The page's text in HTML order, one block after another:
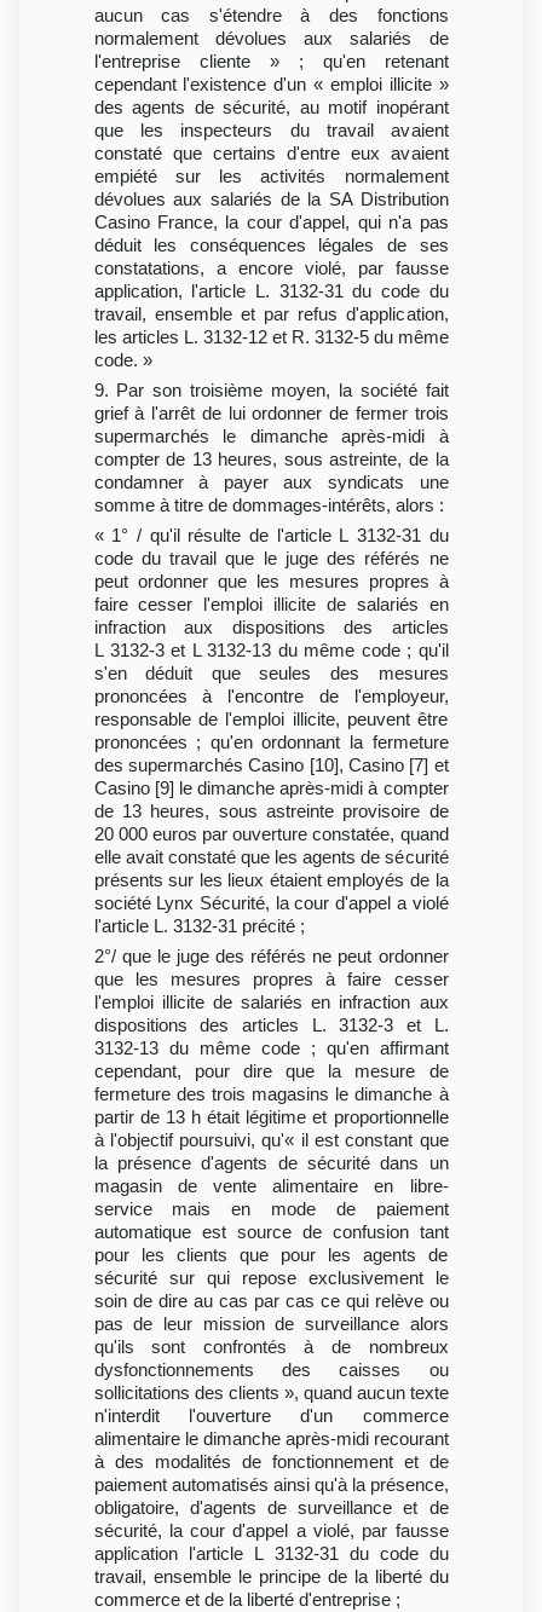
aucun cas s'étendre à des fonctions
normalement dévolues aux salariés de
l'entreprise cliente » ; qu'en retenant
cependant l'existence d'un « emploi illicite »
des agents de sécurité, au motif inopérant
que les inspecteurs du travail avaient
constaté que certains d'entre eux avaient
empiété sur les activités normalement
dévolues aux salariés de la SA Distribution
Casino France, la cour d'appel, qui n'a pas
déduit les conséquences légales de ses
constatations, a encore violé, par fausse
application, l'article L. 3132-31 du code du
travail, ensemble et par refus d'application,
les articles L. 3132-12 et R. 3132-5 du même
code. »
9. Par son troisième moyen, la société fait
grief à l'arrêt de lui ordonner de fermer trois
supermarchés le dimanche après-midi à
compter de 13 heures, sous astreinte, de la
condamner à payer aux syndicats une
somme à titre de dommages-intérêts, alors :
« 1° / qu'il résulte de l'article L 3132-31 du
code du travail que le juge des référés ne
peut ordonner que les mesures propres à
faire cesser l'emploi illicite de salariés en
infraction aux dispositions des articles
L 3132-3 et L 3132-13 du même code ; qu'il
s'en déduit que seules des mesures
prononcées à l'encontre de l'employeur,
responsable de l'emploi illicite, peuvent être
prononcées ; qu'en ordonnant la fermeture
des supermarchés Casino [10], Casino [7] et
Casino [9] le dimanche après-midi à compter
de 13 heures, sous astreinte provisoire de
20 000 euros par ouverture constatée, quand
elle avait constaté que les agents de sécurité
présents sur les lieux étaient employés de la
société Lynx Sécurité, la cour d'appel a violé
l'article L. 3132-31 précité ;
2°/ que le juge des référés ne peut ordonner
que les mesures propres à faire cesser
l'emploi illicite de salariés en infraction aux
dispositions des articles L. 3132-3 et L.
3132-13 du même code ; qu'en affirmant
cependant, pour dire que la mesure de
fermeture des trois magasins le dimanche à
partir de 13 h était légitime et proportionnelle
à l'objectif poursuivi, qu'« il est constant que
la présence d'agents de sécurité dans un
magasin de vente alimentaire en libre-
service mais en mode de paiement
automatique est source de confusion tant
pour les clients que pour les agents de
sécurité sur qui repose exclusivement le
soin de dire au cas par cas ce qui relève ou
pas de leur mission de surveillance alors
qu'ils sont confrontés à de nombreux
dysfonctionnements des caisses ou
sollicitations des clients », quand aucun texte
n'interdit l'ouverture d'un commerce
alimentaire le dimanche après-midi recourant
à des modalités de fonctionnement et de
paiement automatisés ainsi qu'à la présence,
obligatoire, d'agents de surveillance et de
sécurité, la cour d'appel a violé, par fausse
application l'article L 3132-31 du code du
travail, ensemble le principe de la liberté du
commerce et de la liberté d'entreprise ;